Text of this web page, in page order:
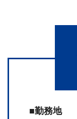
■勤務地